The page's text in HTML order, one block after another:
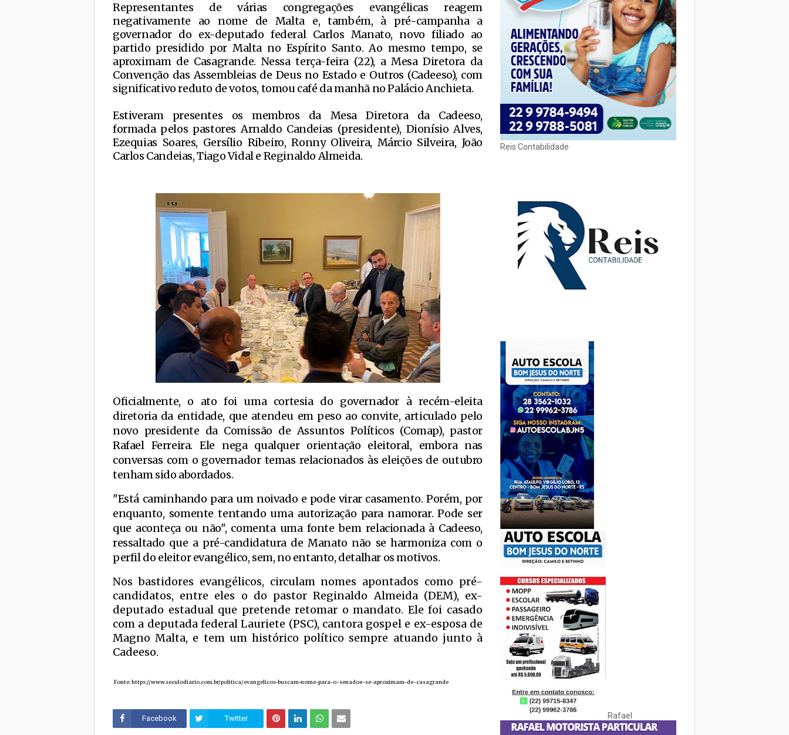
Representantes de várias congregações evangélicas reagem
negativamente ao nome de Malta e, também, à pré-campanha a
governador do ex-deputado federal Carlos Manato, novo filiado ao
partido presidido por Malta no Espírito Santo. Ao mesmo tempo, se
aproximam de Casagrande. Nessa terça-feira (22), a Mesa Diretora da
Convenção das Assembleias de Deus no Estado e Outros (Cadeeso), com
significativo reduto de votos, tomou café da manhã no Palácio Anchieta.
Estiveram presentes os membros da Mesa Diretora da Cadeeso,
formada pelos pastores Arnaldo Candeias (presidente), Dionísio Alves,
Ezequias Soares, Gersílio Ribeiro, Ronny Oliveira, Márcio Silveira, João
Carlos Candeias, Tiago Vidal e Reginaldo Almeida.
Oficialmente, o ato foi uma cortesia do governador à recém-eleita
diretoria da entidade, que atendeu em peso ao convite, articulado pelo
novo presidente da Comissão de Assuntos Políticos (Comap), pastor
Rafael Ferreira. Ele nega qualquer orientação eleitoral, embora nas
conversas com o governador temas relacionados às eleições de outubro
tenham sido abordados.
"Está caminhando para um noivado e pode virar casamento. Porém, por
enquanto, somente tentando uma autorização para namorar. Pode ser
que aconteça ou não", comenta uma fonte bem relacionada à Cadeeso,
ressaltado que a pré-candidatura de Manato não se harmoniza com o
perfil do eleitor evangélico, sem, no entanto, detalhar os motivos.
Nos bastidores evangélicos, circulam nomes apontados como pré-
candidatos, entre eles o do pastor Reginaldo Almeida (DEM), ex-
deputado estadual que pretende retomar o mandato. Ele foi casado
com a deputada federal Lauriete (PSC), cantora gospel e ex-esposa de
Magno Malta, e tem um histórico político sempre atuando junto à
Cadeeso.
Fonte: https://www.seculodiario.com.br/politica/evangelicos-buscam-nome-para-o-senadoe-se-aproximam-de-casagrande
Facebook Twitter
Reis Contabilidade
Rafael